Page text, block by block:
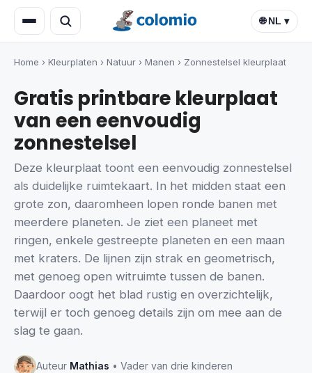
🌐 NL ▾
Home › Kleurplaten › Natuur › Manen › Zonnestelsel kleurplaat
Gratis printbare kleurplaat
van een eenvoudig
zonnestelsel
Deze kleurplaat toont een eenvoudig zonnestelsel
als duidelijke ruimtekaart. In het midden staat een
grote zon, daaromheen lopen ronde banen met
meerdere planeten. Je ziet een planeet met
ringen, enkele gestreepte planeten en een maan
met kraters. De lijnen zijn strak en geometrisch,
met genoeg open witruimte tussen de banen.
Daardoor oogt het blad rustig en overzichtelijk,
terwijl er toch genoeg details zijn om mee aan de
slag te gaan.
Auteur Mathias • Vader van drie kinderen